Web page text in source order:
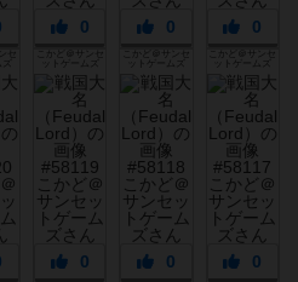
0 0 0
セ
こかど＠サンセ
ットゲームズ
0
こかど＠サンセ
ットゲームズ
0
こかど＠サンセ
ットゲームズ
0